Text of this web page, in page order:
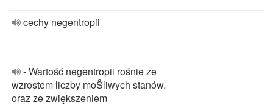
cechy negentropii
- Wartość negentropii rośnie ze
wzrostem liczby moŜliwych stanów,
oraz ze zwiększeniem